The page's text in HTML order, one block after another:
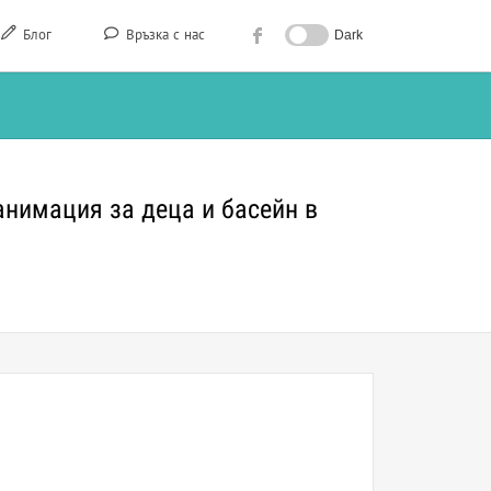
Блог Връзка с нас Dark
за деца и басейн в